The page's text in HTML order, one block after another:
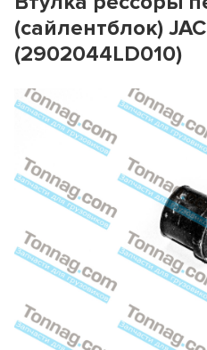
(сайлентблок)
(2902044LD010)